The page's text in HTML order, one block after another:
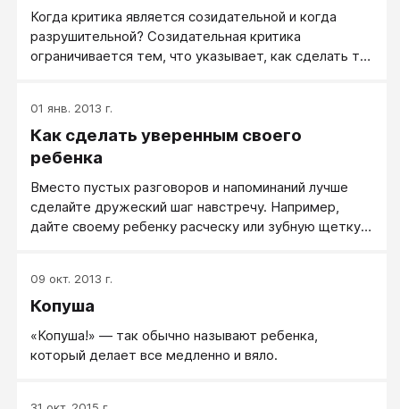
того, как ребёнок сам спросит.
Когда критика является созидательной и когда
разрушительной? Созидательная критика
ограничивается тем, что указывает, как сделать то,
Десятилетний Ларри нечаянно пролил за завтраком
стакан молока. Мать. Ты уже не маленький, а стакан
держать не умеешь! Сколько раз я тебе говорила -
01 янв. 2013 г.
Как сделать уверенным своего
ребенка
Вместо пустых разговоров и напоминаний лучше
сделайте дружеский шаг навстречу. Например,
дайте своему ребенку расческу или зубную щетку с
контрольный список его обязанностей и, если он
еще не умеет читать, сделайте его в виде таблицы
самостоятельно.
09 окт. 2013 г.
Копуша
«Копуша!» — так обычно называют ребенка,
который делает все медленно и вяло.